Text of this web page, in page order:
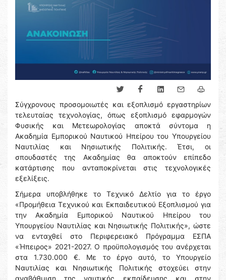
Σύγχρονους προσομοιωτές και εξοπλισμό εργαστηρίων
τελευταίας τεχνολογίας, όπως εξοπλισμό εφαρμογών
Φυσικής και Μετεωρολογίας αποκτά σύντομα η
Ακαδημία Εμπορικού Ναυτικού Ηπείρου του Υπουργείου
Ναυτιλίας και Νησιωτικής Πολιτικής. Έτσι, οι
σπουδαστές της Ακαδημίας θα αποκτούν επίπεδο
κατάρτισης που ανταποκρίνεται στις τεχνολογικές
εξελίξεις.
Σήμερα υποβλήθηκε το Τεχνικό Δελτίο για το έργο
«Προμήθεια Τεχνικού και Εκπαιδευτικού Εξοπλισμού για
την Ακαδημία Εμπορικού Ναυτικού Ηπείρου του
Υπουργείου Ναυτιλίας και Νησιωτικής Πολιτικής», ώστε
να ενταχθεί στο Περιφερειακό Πρόγραμμα ΕΣΠΑ
«Ήπειρος» 2021-2027. Ο προϋπολογισμός του ανέρχεται
στα 1.730.000 €. Με το έργο αυτό, το Υπουργείο
Ναυτιλίας και Νησιωτικής Πολιτικής στοχεύει στην